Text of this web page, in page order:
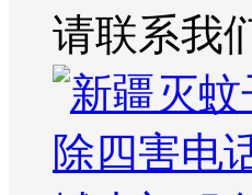
请联系我